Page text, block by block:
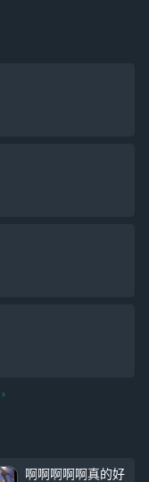
啊啊啊啊啊真的好